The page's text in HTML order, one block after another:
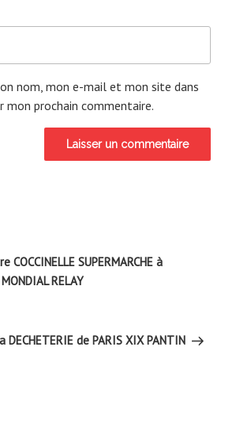
nom, mon e-mail et mon site dans
mon prochain commentaire.
COCCINELLE SUPERMARCHE à
RELAY
de PARIS XIX PANTIN